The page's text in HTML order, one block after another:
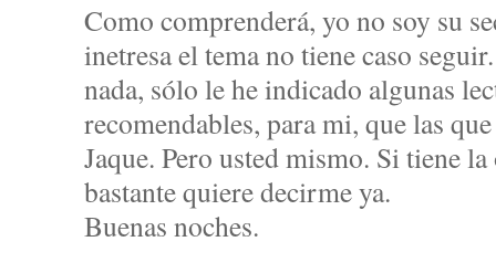
Como comprenderá, yo no soy su
inetresa el tema no tiene caso
nada, sólo le he indicado algunas
recomendables, para mi, que las
Jaque. Pero usted mismo. Si tiene
bastante quiere decirme ya.
Buenas noches.